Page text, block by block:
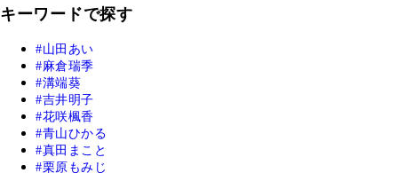
キーワードで探す
山田あい
麻倉瑞季
溝端葵
吉井明子
花咲楓香
青山ひかる
真田まこと
栗原もみじ